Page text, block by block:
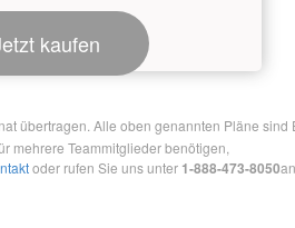
kaufen
übertragen. Alle oben genannten Pläne
mehrere Teammitglieder benötigen,
oder rufen Sie uns unter 1-888-473-8050